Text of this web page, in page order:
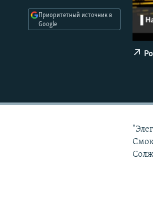
СЕВЕР.РЕАЛИИ
СИБИРЬ.РЕАЛИИ
Приоритетный источник в
Google